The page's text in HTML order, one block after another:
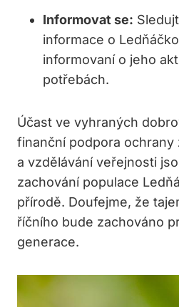
Informovat se:
informace o
informovaní o jeho
potřebách.
Účast ve vyhraných
finanční podpora
a vzdělávání veřejnosti
zachování populace
přírodě. Doufejme, že
říčního bude zachováno
generace.